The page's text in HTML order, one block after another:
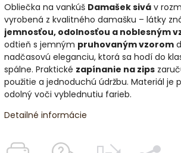
Obliečka na vankúš Damašek sivá v
vyrobená z kvalitného damašku – látky
jemnosťou, odolnosťou a noblesným
odtieň s jemným pruhovaným vzorom
nadčasovú eleganciu, ktorá sa hodí do
spálne. Praktické zapínanie na zips
použitie a jednoduchú údržbu. Materiál je
odolný voči vyblednutiu farieb.
Detailné informácie